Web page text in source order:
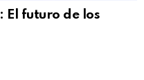
El futuro de los